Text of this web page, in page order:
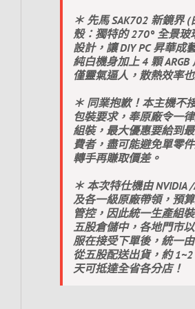
＊ 先馬 SAK702 新鏡界 (
殼：獨特的 270° 全景玻
設計，讓 DIY PC 昇華成
純白機身加上 4 顆 ARGB
僅靈氣逼人，散熱效率
＊ 同業抱歉！本主機不
包裝要求，奉原廠令一
組裝，最大優惠要給到
費者，盡可能避免單零
轉手再賺取價差。
＊ 本次特仕機由 NVIDIA
及各一級原廠帶領，預
管控，因此統一生產組
五股倉儲中，各地門市
服在接受下單後，統一
從五股配送出貨，約
天可抵達全省各分店！